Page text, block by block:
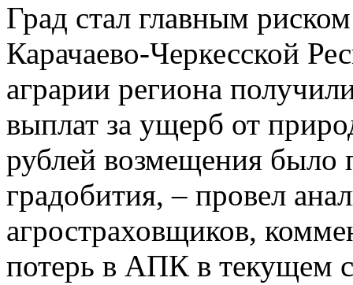
Град стал главным
Карачаево-Черкесской
аграрии региона
выплат за ущерб от
рублей возмещения было
градобития, – провел
агростраховщиков,
потерь в АПК в текущем